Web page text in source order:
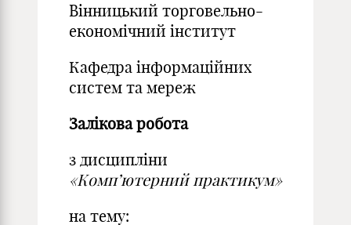
Вінницький торговельно-
економічний інститут
Кафедра інформаційних
систем та мереж
Залікова робота
з дисципліни
«Комп’ютерний практикум»
на тему: